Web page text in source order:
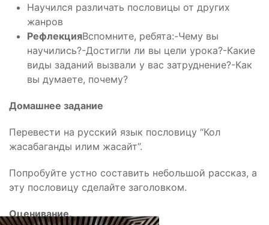
Научился различать пословицы от других
жанров
РефлекцияВспомните, ребята:-Чему вы
научились?-Достигли ли вы цели урока?-Какие
виды заданий вызвали у вас затруднение?-Как
вы думаете, почему?
Домашнее задание
Перевести на русский язык пословицу “Кол
жасабаганды илим жасайт”.
Попробуйте устно составить небольшой рассказ, а
эту пословицу сделайте заголовком.
Оценивание.